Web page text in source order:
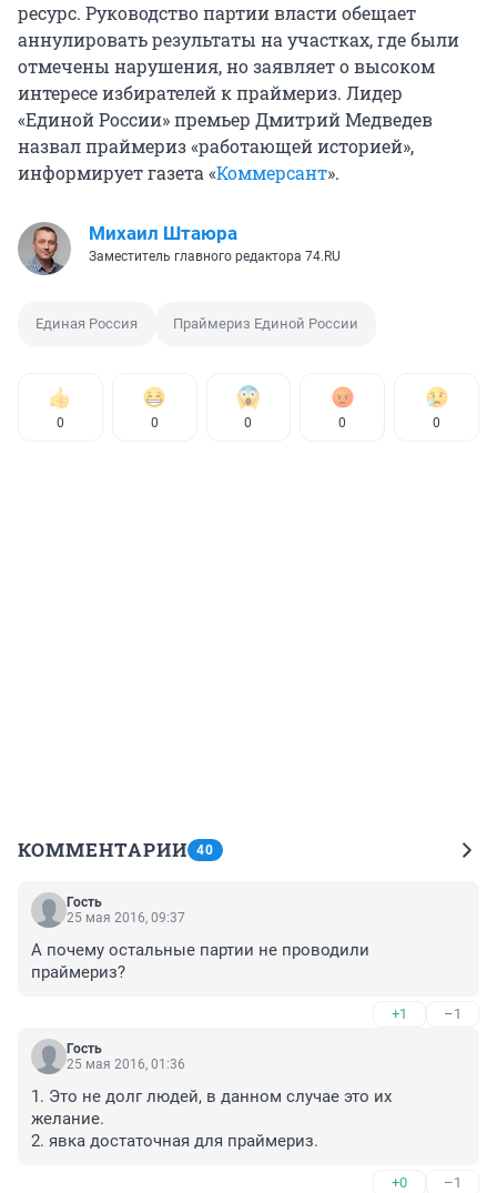
ресурс. Руководство партии власти обещает
аннулировать результаты на участках, где были
отмечены нарушения, но заявляет о высоком
интересе избирателей к праймериз. Лидер
«Единой России» премьер Дмитрий Медведев
назвал праймериз «работающей историей»,
информирует газета «Коммерсант».
Михаил Штаюра
Заместитель главного редактора 74.RU
Единая Россия Праймериз Единой России
0 0 0 0 0
КОММЕНТАРИИ 40
Гость
25 мая 2016, 09:37
А почему остальные партии не проводили
праймериз?
+1 –1
Гость
25 мая 2016, 01:36
1. Это не долг людей, в данном случае это их
желание.
2. явка достаточная для праймериз.
+0 –1